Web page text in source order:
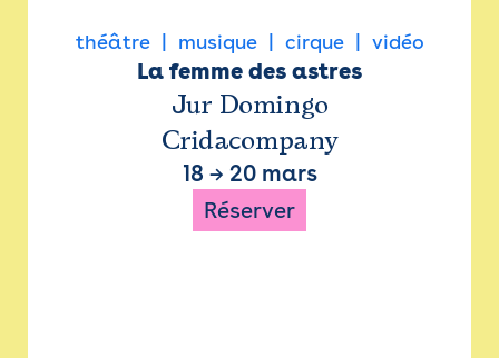
théâtre musique cirque vidéo
La femme des astres
Jur Domingo
Cridacompany
18 → 20 mars
Réserver